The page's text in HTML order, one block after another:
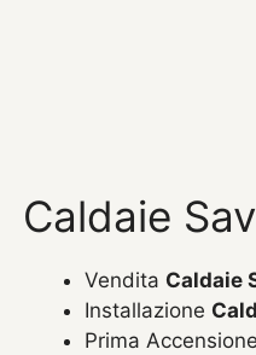
Caldaie
Vendita Caldaie
Installazione
Prima Accensione